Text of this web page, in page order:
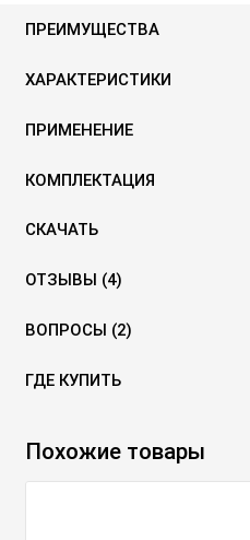
ПРЕИМУЩЕСТВА
ХАРАКТЕРИСТИКИ
ПРИМЕНЕНИЕ
КОМПЛЕКТАЦИЯ
СКАЧАТЬ
ОТЗЫВЫ (4)
ВОПРОСЫ (2)
ГДЕ КУПИТЬ
Похожие товары